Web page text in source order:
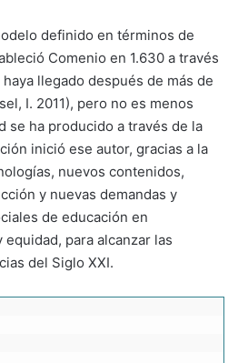
definido en términos de
Comenio en 1.630 a través
haya llegado después de más de
I. 2011), pero no es menos
se ha producido a través de la
inició ese autor, gracias a la
nuevos contenidos,
y nuevas demandas y
de educación en
para alcanzar las
del Siglo XXI.